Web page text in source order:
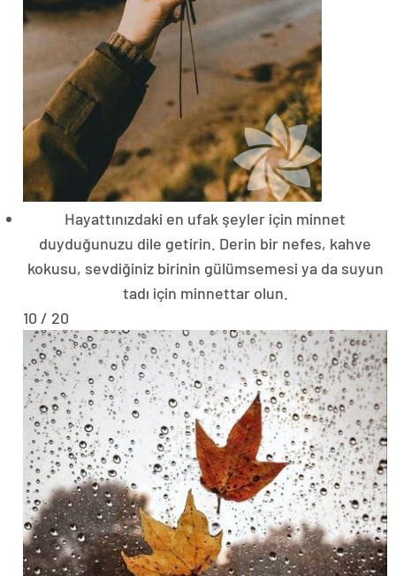
Hayattınızdaki en ufak şeyler için minnet
duyduğunuzu dile getirin. Derin bir nefes, kahve
kokusu, sevdiğiniz birinin gülümsemesi ya da suyun
tadı için minnettar olun.
10 / 20